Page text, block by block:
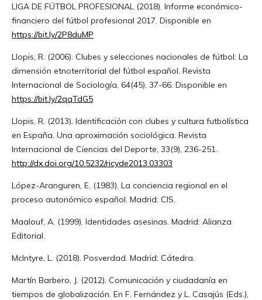
LIGA DE FÚTBOL PROFESIONAL (2018). Informe económico-
financiero del fútbol profesional 2017. Disponible en
https://bit.ly/2P8duMP
Llopis, R. (2006). Clubes y selecciones nacionales de fútbol: La
dimensión etnoterritorial del fútbol español. Revista
Internacional de Sociología, 64(45), 37-66. Disponible en
https://bit.ly/2qaTdG5
Llopis, R. (2013). Identificación con clubes y cultura futbolística
en España. Una aproximación sociológica. Revista
Internacional de Ciencias del Deporte, 33(9), 236-251.
http://dx.doi.org/10.5232/ricyde2013.03303
López-Aranguren, E. (1983). La conciencia regional en el
proceso autonómico español. Madrid: CIS.
Maalouf, A. (1999). Identidades asesinas. Madrid: Alianza
Editorial.
McIntyre, L. (2018). Posverdad. Madrid: Cátedra.
Martín Barbero, J. (2012). Comunicación y ciudadanía en
tiempos de globalización. En F. Fernández y L. Casajús (Eds.),